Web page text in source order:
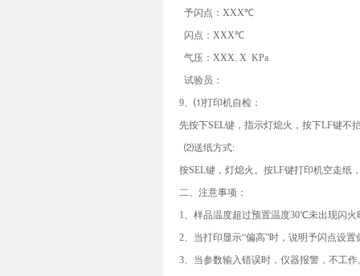
予闪点：XXX℃
闪点：XXX℃
气压：XXX. X KPa
试验员：
9、⑴打印机自检：
先按下SEL键，指示灯熄火，按下LF键不
⑵送纸方式:
按SEL键，灯熄火。按LF键打印机空走纸
二、注意事项：
1、样品温度超过预置温度30℃未出现闪
2、当打印显示“偏高”时，说明予闪点设
3、当参数输入错误时，仪器报警，不工作